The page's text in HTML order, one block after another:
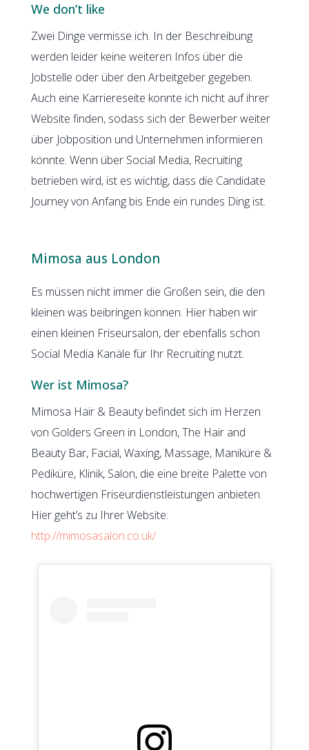
We don’t like
Zwei Dinge vermisse ich. In der Beschreibung
werden leider keine weiteren Infos über die
Jobstelle oder über den Arbeitgeber gegeben.
Auch eine Karriereseite konnte ich nicht auf ihrer
Website finden, sodass sich der Bewerber weiter
über Jobposition und Unternehmen informieren
könnte. Wenn über Social Media, Recruiting
betrieben wird, ist es wichtig, dass die Candidate
Journey von Anfang bis Ende ein rundes Ding ist.
Mimosa aus London
Es müssen nicht immer die Großen sein, die den
kleinen was beibringen können. Hier haben wir
einen kleinen Friseursalon, der ebenfalls schon
Social Media Kanäle für Ihr Recruiting nutzt.
Wer ist Mimosa?
Mimosa Hair & Beauty befindet sich im Herzen
von Golders Green in London, The Hair and
Beauty Bar, Facial, Waxing, Massage, Maniküre &
Pediküre, Klinik, Salon, die eine breite Palette von
hochwertigen Friseurdienstleistungen anbieten.
Hier geht’s zu Ihrer Website:
http://mimosasalon.co.uk/